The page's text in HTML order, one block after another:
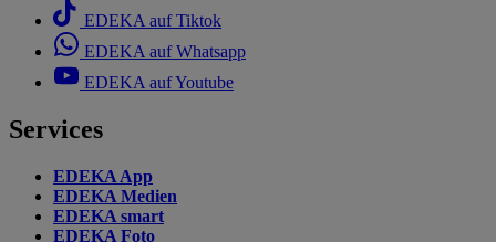
EDEKA auf Tiktok
EDEKA auf Whatsapp
EDEKA auf Youtube
Services
EDEKA App
EDEKA Medien
EDEKA smart
EDEKA Foto